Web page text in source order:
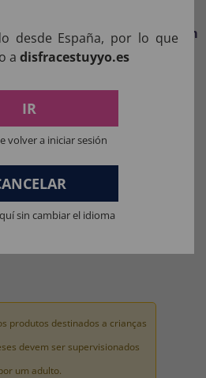
de caubói de feltro preto com
do Velho Oeste.
DOS NOSSOS
POLIÉSTER.
da máscara: 100% LÁTEX.
produtos destinados a crianças
devem ser supervisionados
um adulto.
desde España, por lo que
a disfracestuyyo.es
IR
volver a iniciar sesión
sin cambiar el idioma